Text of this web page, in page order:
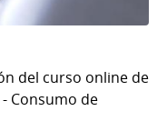
del curso online de
Consumo de